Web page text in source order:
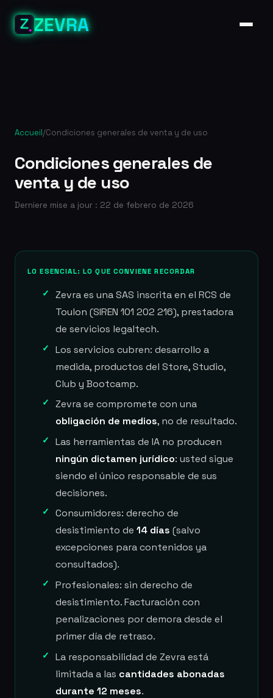
ZEVRA
Accueil/Condiciones generales de venta y de uso
Condiciones generales de
venta y de uso
Derniere mise a jour : 22 de febrero de 2026
LO ESENCIAL: LO QUE CONVIENE RECORDAR
Zevra es una SAS inscrita en el RCS de
Toulon (SIREN 101 202 216), prestadora
de servicios legaltech.
Los servicios cubren: desarrollo a
medida, productos del Store, Studio,
Club y Bootcamp.
Zevra se compromete con una
obligación de medios, no de resultado.
Las herramientas de IA no producen
ningún dictamen jurídico: usted sigue
siendo el único responsable de sus
decisiones.
Consumidores: derecho de
desistimiento de14 días (salvo
excepciones para contenidos ya
consultados).
Profesionales: sin derecho de
desistimiento. Facturación con
penalizaciones por demora desde el
primer día de retraso.
La responsabilidad de Zevra está
limitada a las cantidades abonadas
durante 12 meses.